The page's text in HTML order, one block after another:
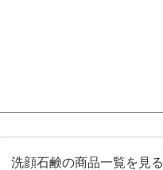
洗顔石鹸の商品一覧を見る